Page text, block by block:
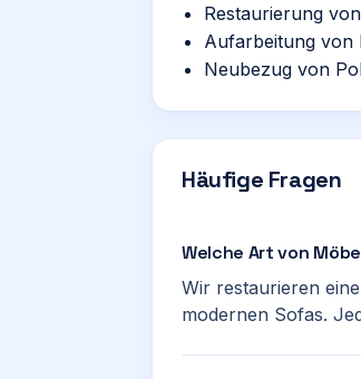
Restaurierung
Aufarbeitung von
Neubezug von
Häufige Fragen
Welche Art von
Wir restaurieren
modernen Sofas.